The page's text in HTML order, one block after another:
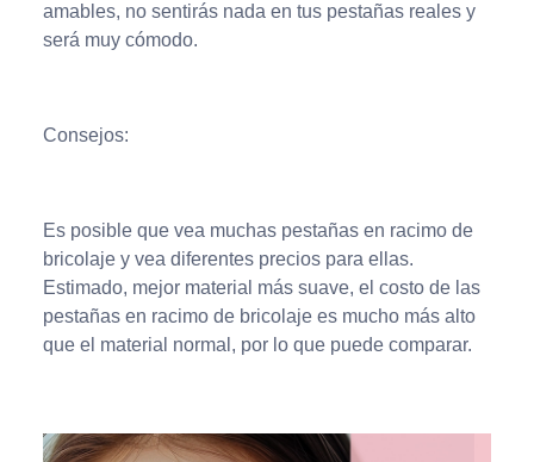
amables, no sentirás nada en tus pestañas reales y
será muy cómodo.
Consejos:
Es posible que vea muchas pestañas en racimo de
bricolaje y vea diferentes precios para ellas.
Estimado, mejor material más suave, el costo de las
pestañas en racimo de bricolaje es mucho más alto
que el material normal, por lo que puede comparar.